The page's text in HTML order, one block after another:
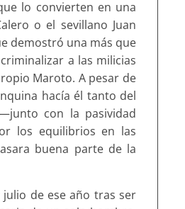
lo convierten en una
o el sevillano Juan
demostró una más que
a las milicias
Maroto. A pesar de
hacía él tanto del
con la pasividad
los equilibrios en las
buena parte de la
de ese año tras ser